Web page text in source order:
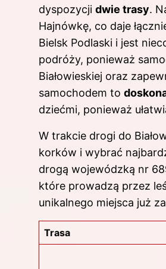
dyspozycji dwie trasy.
Hajnówkę, co daje
Bielsk Podlaski i jest
podróży, ponieważ
Białowieskiej oraz
samochodem to
dziećmi, ponieważ
W trakcie drogi do
korków i wybrać
drogą wojewódzką nr
które prowadzą przez
unikalnego miejsca już
Trasa